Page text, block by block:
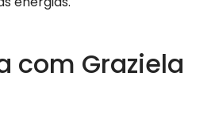
com Graziela